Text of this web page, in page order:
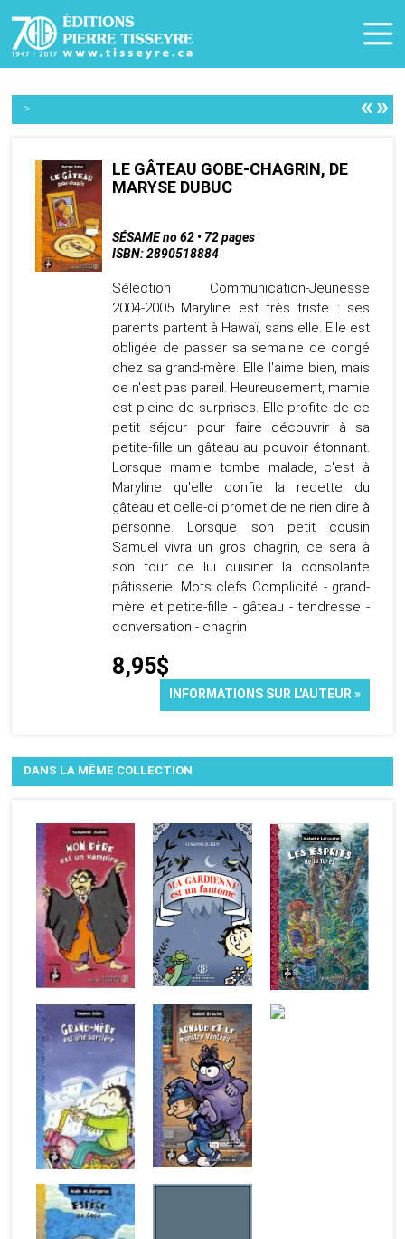
> «»
LE GÂTEAU GOBE-CHAGRIN, DE
MARYSE DUBUC
SÉSAME no 62 • 72 pages
ISBN: 2890518884
Sélection Communication-Jeunesse
2004-2005 Maryline est très triste : ses
parents partent à Hawaï, sans elle. Elle est
obligée de passer sa semaine de congé
chez sa grand-mère. Elle l'aime bien, mais
ce n'est pas pareil. Heureusement, mamie
est pleine de surprises. Elle profite de ce
petit séjour pour faire découvrir à sa
petite-fille un gâteau au pouvoir étonnant.
Lorsque mamie tombe malade, c'est à
Maryline qu'elle confie la recette du
gâteau et celle-ci promet de ne rien dire à
personne. Lorsque son petit cousin
Samuel vivra un gros chagrin, ce sera à
son tour de lui cuisiner la consolante
pâtisserie. Mots clefs Complicité - grand-
mère et petite-fille - gâteau - tendresse -
conversation - chagrin
8,95$
INFORMATIONS SUR L'AUTEUR »
DANS LA MÊME COLLECTION